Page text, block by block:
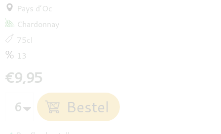
Pays d’Oc
Chardonnay
75cl
13
€9,95